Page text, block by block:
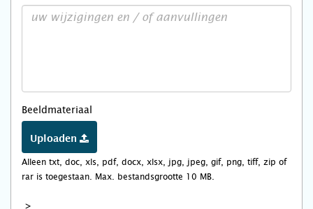
Beeldmateriaal
Uploaden
Alleen txt, doc, xls, pdf, docx, xlsx, jpg, jpeg, gif, png, tiff, zip of
rar is toegestaan. Max. bestandsgrootte 10 MB.
>